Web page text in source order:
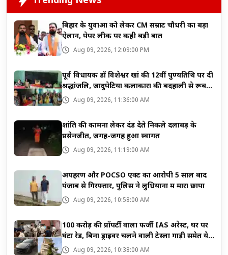
बिहार के युवाओं को लेकर CM सम्राट चौधरी का बड़ा
ऐलान, पेपर लीक पर कही बड़ी बात
Aug 09, 2026, 12:09:00 PM
पूर्व विधायक डॉ विशेश्वर खां की 12वीं पुण्यतिथि पर दी
श्रद्धांजलि, जादुपेटिया कलाकारों की बदहाली से रूबरू
हुईं सुष्मिता खां
Aug 09, 2026, 11:36:00 AM
शांति की कामना लेकर दंड देते निकले दलाबड़ के
प्रसेनजीत, जगह-जगह हुआ स्वागत
Aug 09, 2026, 11:19:00 AM
अपहरण और POCSO एक्ट का आरोपी 5 साल बाद
पंजाब से गिरफ्तार, पुलिस ने लुधियाना में मारा छापा
Aug 09, 2026, 10:58:00 AM
100 करोड़ की प्रॉपर्टी वाला फर्जी IAS अरेस्ट, घर पर
घंटों रेड, बिना ड्राइवर चलने वाली टेस्ला गाड़ी समेत ये
सब बरामद
Aug 09, 2026, 10:38:00 AM